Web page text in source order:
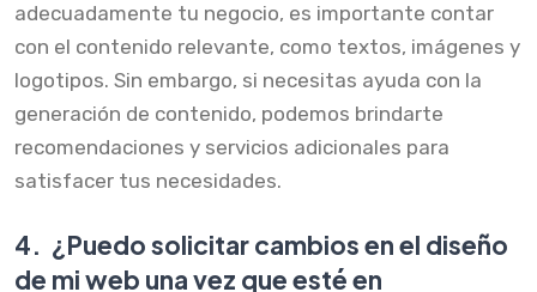
adecuadamente tu negocio, es importante contar
con el contenido relevante, como textos, imágenes y
logotipos. Sin embargo, si necesitas ayuda con la
generación de contenido, podemos brindarte
recomendaciones y servicios adicionales para
satisfacer tus necesidades.
4. ¿Puedo solicitar cambios en el diseño
de mi web una vez que esté en